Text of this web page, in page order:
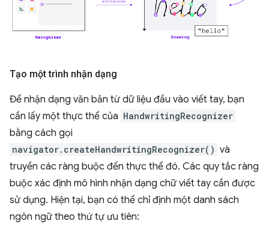
Tạo một trình nhận dạng
Để nhận dạng văn bản từ dữ liệu đầu vào viết tay, bạn
cần lấy một thực thể của HandwritingRecognizer
bằng cách gọi
navigator.createHandwritingRecognizer() và
truyền các ràng buộc đến thực thể đó. Các quy tắc ràng
buộc xác định mô hình nhận dạng chữ viết tay cần được
sử dụng. Hiện tại, bạn có thể chỉ định một danh sách
ngôn ngữ theo thứ tự ưu tiên: